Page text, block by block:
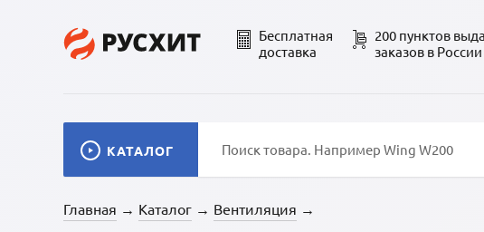
Бесплатная
доставка
200 пунктов
заказов в России
КАТАЛОГ
Главная → Каталог → Вентиляция →